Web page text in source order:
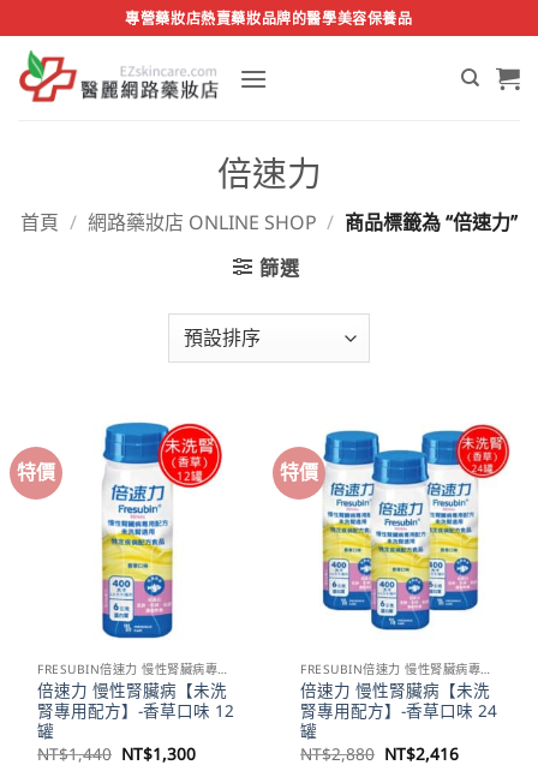
to
content
專營藥妝店熱賣藥妝品牌的醫學美容保養品
倍速力
首頁 / 網路藥妝店 ONLINE SHOP / 商品標籤為 “倍速力”
篩選
特價
FRESUBIN倍速力 慢性腎臟病專用配方
倍速力 慢性腎臟病【未洗
腎專用配方】-香草口味 12
罐
NT$1,440 原
始
NT$1,300目
特價
FRESUBIN倍速力 慢性腎臟病專用配方
倍速力 慢性腎臟病【未洗
腎專用配方】-香草口味 24
罐
NT$2,880 原
始
NT$2,416目